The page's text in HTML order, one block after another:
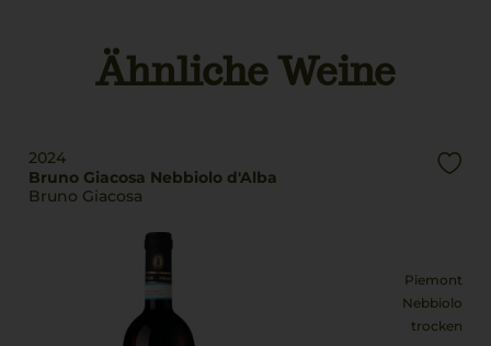
Ähnliche Weine
2024
Bruno Giacosa Nebbiolo d'Alba
Bruno Giacosa
Piemont
Nebbiolo
trocken